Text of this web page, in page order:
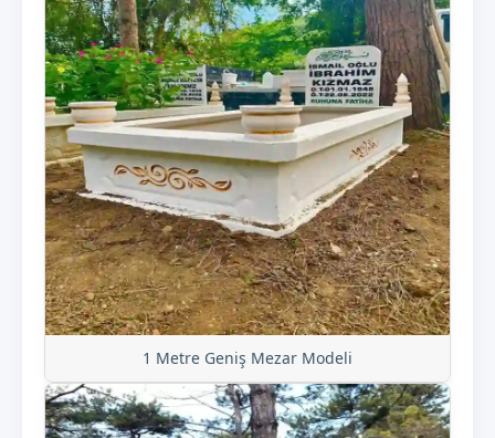
1 Metre Geniş Mezar Modeli